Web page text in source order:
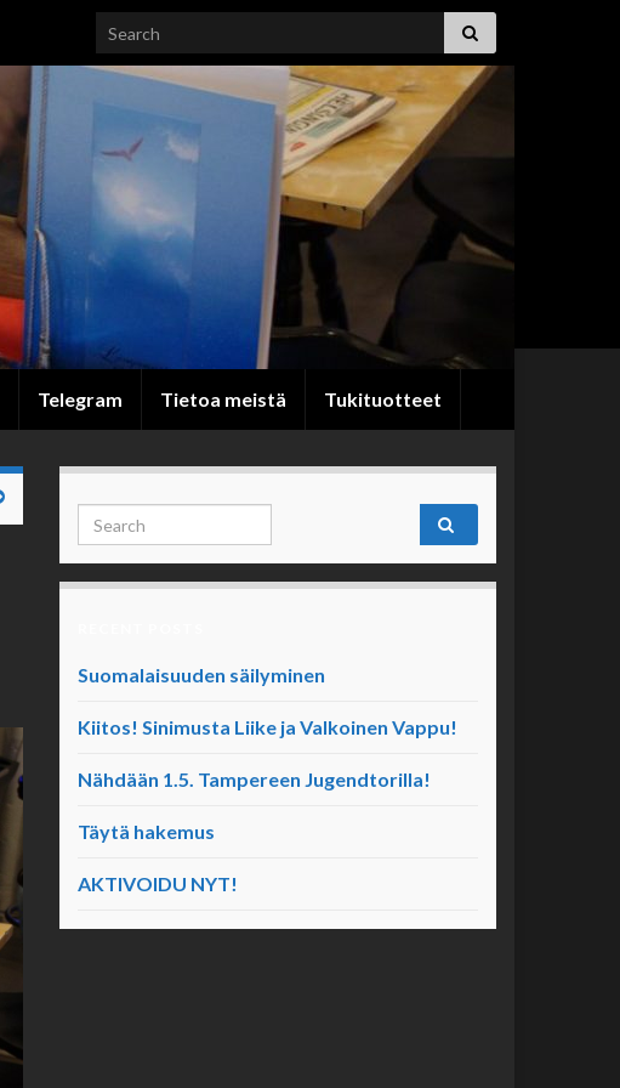
Search for:
Telegram Tietoa meistä Tukituotteet
Search for:
Suomalaisuuden säilyminen
Kiitos! Sinimusta Liike ja Valkoinen Vappu!
Nähdään 1.5. Tampereen Jugendtorilla!
Täytä hakemus
AKTIVOIDU NYT!